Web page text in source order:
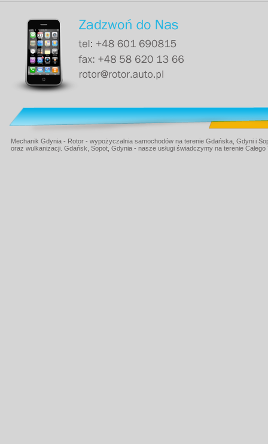
Mechanik Gdynia - Rotor - wypożyczalnia samochodów na terenie Gdańska, Gdyni i
oraz wulkanizacji. Gdańsk, Sopot, Gdynia - nasze usługi świadczymy na terenie Całego